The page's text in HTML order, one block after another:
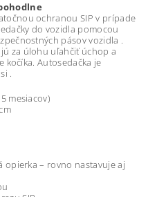
ochranou SIP v prípade
do vozidla pomocou
pásov vozidla .
za úlohu uľahčiť úchop a
kočíka. Autosedačka je
.
mesiacov)
opierka – rovno nastavuje aj